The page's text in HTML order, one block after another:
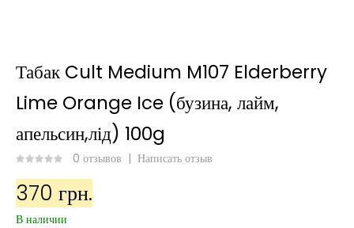
Табак Cult Medium M107 Elderberry
Lime Orange Ice (бузина, лайм,
апельсин,лід) 100g
0 отзывов | Написать отзыв
370 грн.
В наличии